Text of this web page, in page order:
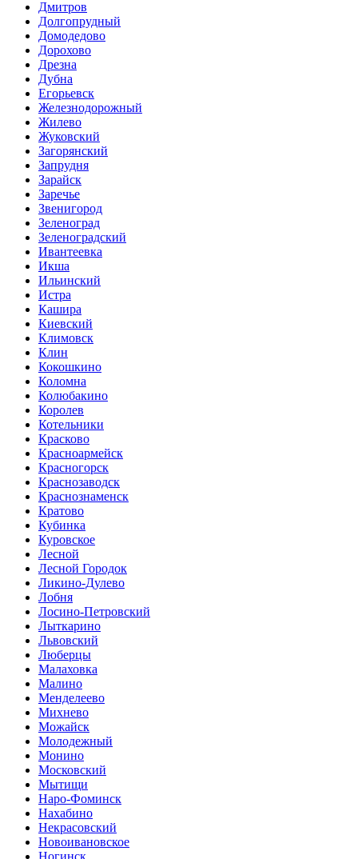
Дмитров
Долгопрудный
Домодедово
Дорохово
Дрезна
Дубна
Егорьевск
Железнодорожный
Жилево
Жуковский
Загорянский
Запрудня
Зарайск
Заречье
Звенигород
Зеленоград
Зеленоградский
Ивантеевка
Икша
Ильинский
Истра
Кашира
Киевский
Климовск
Клин
Кокошкино
Коломна
Колюбакино
Королев
Котельники
Красково
Красноармейск
Красногорск
Краснозаводск
Краснознаменск
Кратово
Кубинка
Куровское
Лесной
Лесной Городок
Ликино-Дулево
Лобня
Лосино-Петровский
Лыткарино
Львовский
Люберцы
Малаховка
Малино
Менделеево
Михнево
Можайск
Молодежный
Монино
Московский
Мытищи
Наро-Фоминск
Нахабино
Некрасовский
Новоивановское
Ногинск